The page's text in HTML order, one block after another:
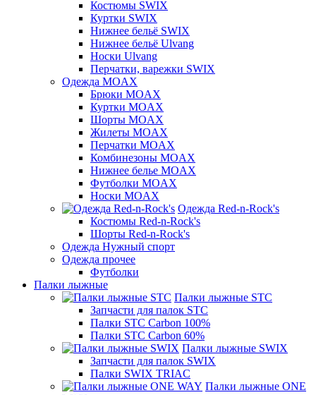
Костюмы SWIX
Куртки SWIX
Нижнее бельё SWIX
Нижнее бельё Ulvang
Носки Ulvang
Перчатки, варежки SWIX
Одежда MOAX
Брюки MOAX
Куртки MOAX
Шорты MOAX
Жилеты MOAX
Перчатки MOAX
Комбинезоны MOAX
Нижнее белье MOAX
Футболки MOAX
Носки MOAX
Одежда Red-n-Rock's
Костюмы Red-n-Rock's
Шорты Red-n-Rock's
Одежда Нужный спорт
Одежда прочее
Футболки
Палки лыжные
Палки лыжные STC
Запчасти для палок STC
Палки STC Carbon 100%
Палки STC Carbon 60%
Палки лыжные SWIX
Запчасти для палок SWIX
Палки SWIX TRIAC
Палки лыжные ONE